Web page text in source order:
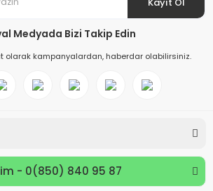
Medyada Bizi Takip Edin
olarak kampanyalardan, haberdar olabilirsiniz.
- 0(850) 840 95 87